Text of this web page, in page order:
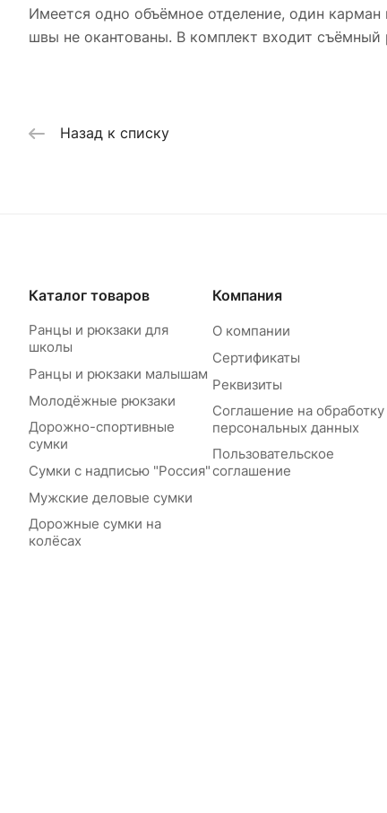
Имеется одно объёмное отделение, один
швы не окантованы. В комплект входит съёмный
Назад к списку
Каталог товаров
Ранцы и рюкзаки для
школы
Ранцы и рюкзаки малышам
Молодёжные рюкзаки
Дорожно-спортивные
сумки
Сумки с надписью "Россия"
Мужские деловые сумки
Дорожные сумки на
колёсах
Компания
О компании
Сертификаты
Реквизиты
Соглашение на обработку
персональных данных
Пользовательское
соглашение